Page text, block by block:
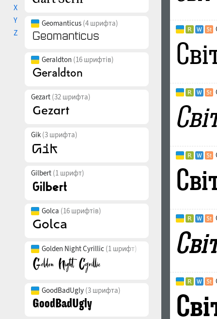
X
Y
Z
Geomanticus (4 шрифта)
Geraldton (16 шрифтів)
Gezart (32 шрифта)
Gik (3 шрифта)
Gilbert (1 шрифт)
Golca (16 шрифтів)
Golden Night Cyrillic (1 шрифт)
GoodBadUgly (3 шрифта)